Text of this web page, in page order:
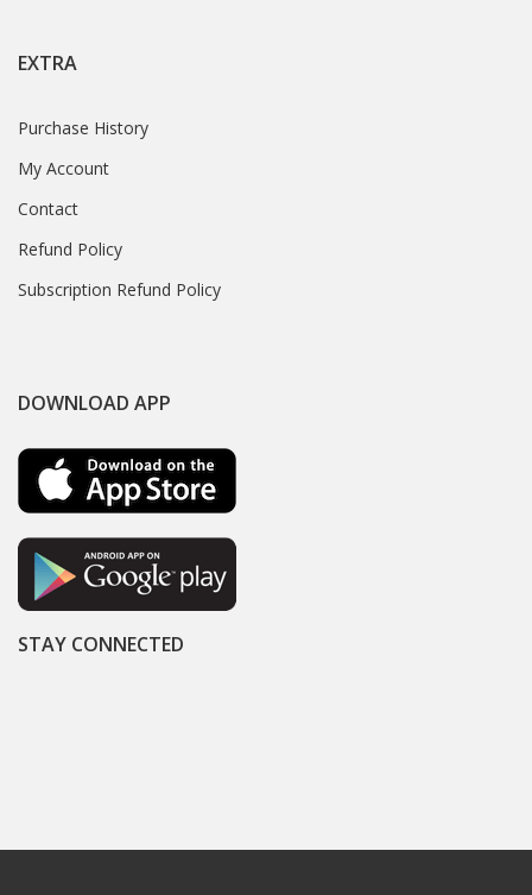
EXTRA
Purchase History
My Account
Contact
Refund Policy
Subscription Refund Policy
DOWNLOAD APP
STAY CONNECTED